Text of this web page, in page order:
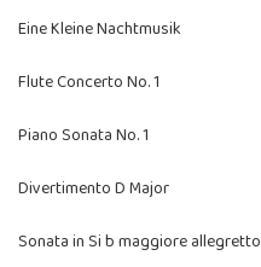
Eine Kleine Nachtmusik
Flute Concerto No. 1
Piano Sonata No. 1
Divertimento D Major
Sonata in Si b maggiore allegretto